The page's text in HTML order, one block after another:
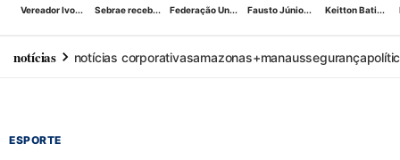
Vereador Ivo... Sebrae receb... Federação Un... Fausto Júnio... Keitton Bati...
notícias notícias corporativasamazonas+manaussegurança
ESPORTE